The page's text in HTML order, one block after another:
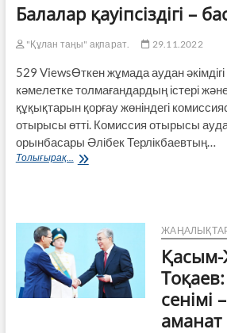
Балалар қауіпсіздігі –
"Құлан таңы" ақпарат. 29.11.2022
529 ViewsӨткен жұмада аудан
кәмелетке толмағандардың істері
құқықтарын қорғау жөніндегі
отырысы өтті. Комиссия отырысы
орынбасары Әлібек Терлікбаевтың…
Толығырақ...
Балалар
сенімі
аманат